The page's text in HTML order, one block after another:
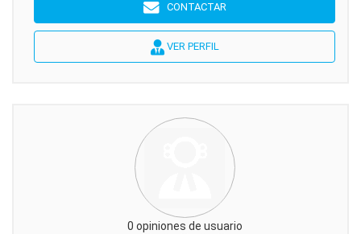
CONTACTAR
VER PERFIL
0 opiniones de usuario